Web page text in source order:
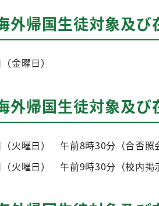
外帰国生徒対象及
金曜日）
外帰国生徒対象及
火曜日） 午前8時30分（合否照
火曜日） 午前9時30分（校内掲